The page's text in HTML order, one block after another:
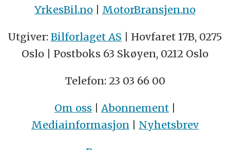
YrkesBil.no | MotorBransjen.no
Utgiver: Bilforlaget AS | Hovfaret 17B, 0275
Oslo | Postboks 63 Skøyen, 0212 Oslo
Telefon: 23 03 66 00
Om oss | Abonnement |
Mediainformasjon | Nyhetsbrev